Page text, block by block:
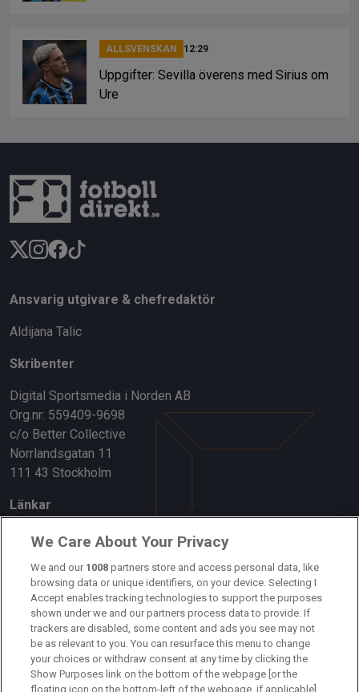
ALLSVENSKAN 12:29
Uppgifter: Sevilla överens med Sirius om
Ure
Ansvarig utgivare & chefredaktör
Aldijana Talic
Skribenter
Digital Sportsmedia i Norden AB
Org.nr: 559409-9698
c/o Better Collective
Norrlandsgatan 11
111 43 Stockholm
Länkar
Om oss
Kontakta oss
Kundtjänst
Sponsor: Rekatochklart
Annonsera på Fotbolldirekt
We Care About Your Privacy
We and our 1008 partners store and access personal data, like
browsing data or unique identifiers, on your device. Selecting I
Accept enables tracking technologies to support the purposes
shown under we and our partners process data to provide. If
trackers are disabled, some content and ads you see may not
be as relevant to you. You can resurface this menu to change
your choices or withdraw consent at any time by clicking the
Show Purposes link on the bottom of the webpage [or the
floating icon on the bottom-left of the webpage, if applicable].